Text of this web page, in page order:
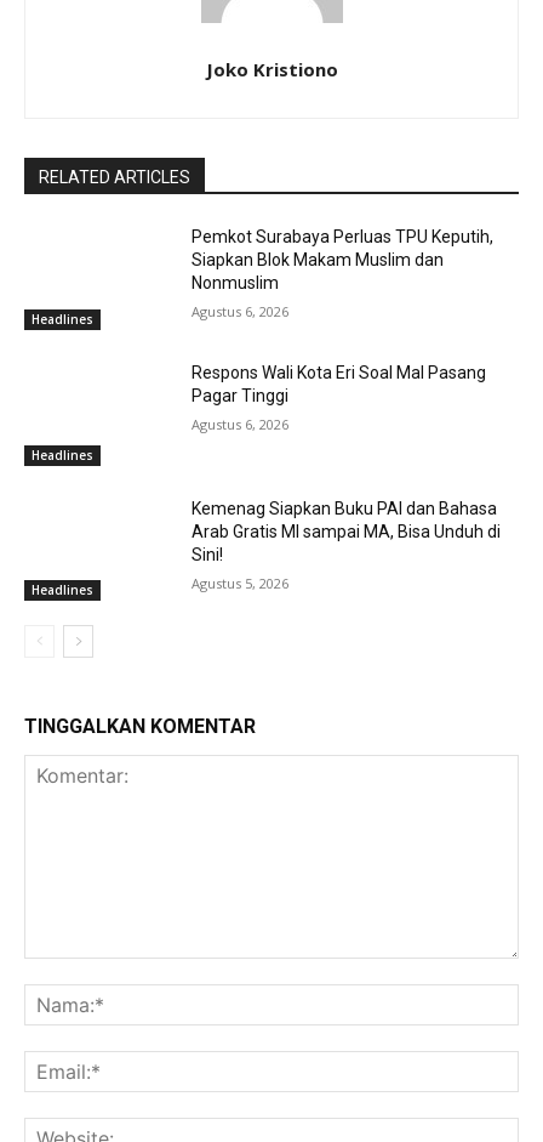
Joko Kristiono
RELATED ARTICLES
Headlines
Pemkot Surabaya Perluas TPU Keputih,
Siapkan Blok Makam Muslim dan
Nonmuslim
Agustus 6, 2026
Headlines
Respons Wali Kota Eri Soal Mal Pasang
Pagar Tinggi
Agustus 6, 2026
Headlines
Kemenag Siapkan Buku PAI dan Bahasa
Arab Gratis MI sampai MA, Bisa Unduh di
Sini!
Agustus 5, 2026
TINGGALKAN KOMENTAR